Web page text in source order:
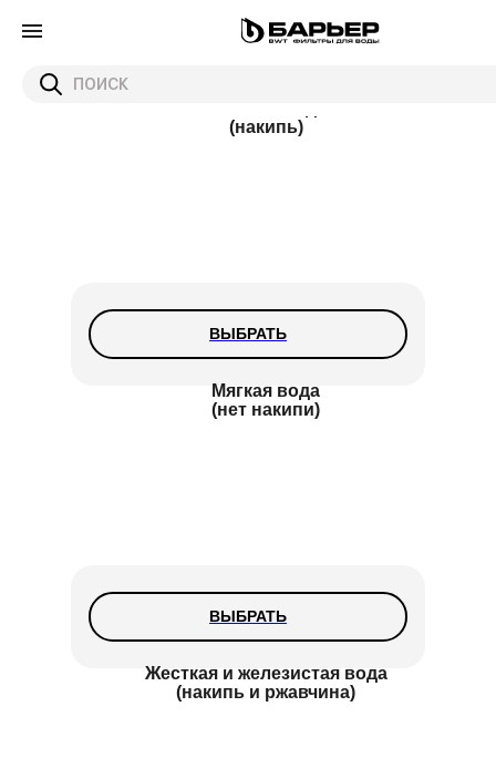
(накипь)
Мягкая вода
(нет накипи)
ВЫБРАТЬ
Жесткая и железистая вода
(накипь и ржавчина)
ВЫБРАТЬ